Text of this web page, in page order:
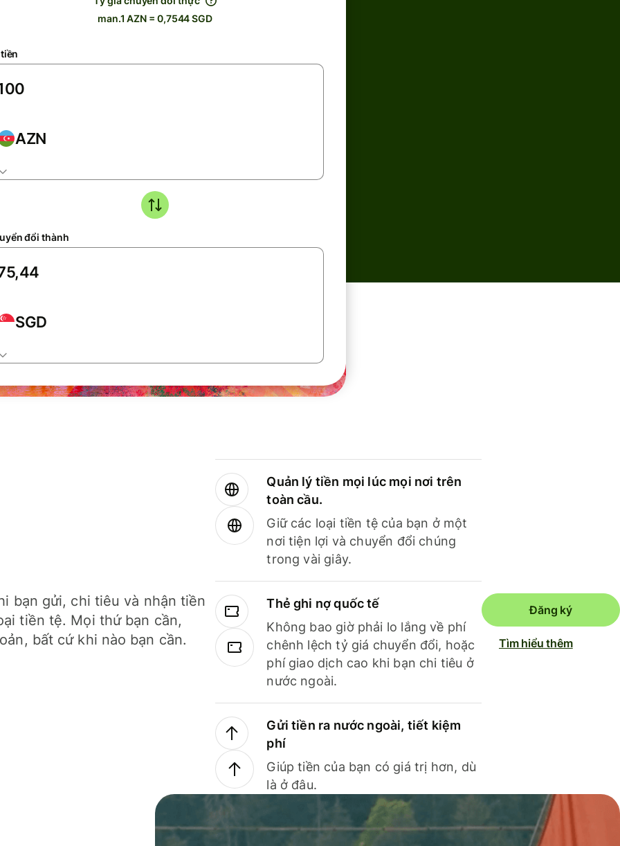
man.1 AZN = 0,7544 SGD
AZN
đổi thành
SGD
bạn gửi, chi tiêu và nhận tiền
tiền tệ. Mọi thứ bạn cần,
bất cứ khi nào bạn cần.
Quản lý tiền mọi lúc mọi nơi trên
toàn cầu.
Giữ các loại tiền tệ của bạn ở một
nơi tiện lợi và chuyển đổi chúng
trong vài giây.
Thẻ ghi nợ quốc tế
Không bao giờ phải lo lắng về phí
chênh lệch tỷ giá chuyển đổi, hoặc
phí giao dịch cao khi bạn chi tiêu ở
nước ngoài.
Gửi tiền ra nước ngoài, tiết kiệm
phí
Giúp tiền của bạn có giá trị hơn, dù
là ở đâu.
Đăng ký
Tìm hiểu thêm